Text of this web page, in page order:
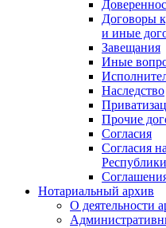
Договоры
и иные
Завещания
Иные
Наследство
Прочие
Согласия
Согласия
Нотариальный архив
О деятельности